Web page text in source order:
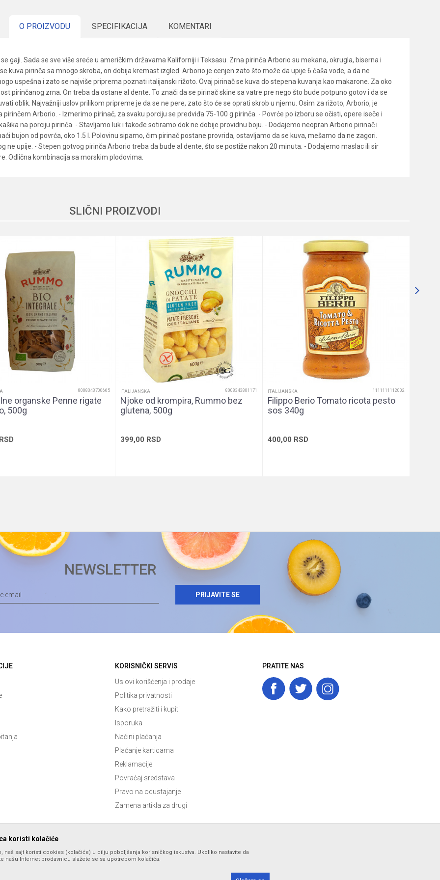
O PROIZVODU SPECIFIKACIJA KOMENTARI
gaji. Sada se sve više sreće u američkim državama Kaliforniji i Teksasu. Zrna pirinča Arborio su mekana, okrugla, biserna i
kuva pirinča sa mnogo skroba, on dobija kremast izgled. Arborio je cenjen zato što može da upije 6 čaša vode, a da ne
uspešna i zato se najviše priprema poznati italijanski rižoto. Ovaj pirinač se kuva do stepena kuvanja kao makarone. Za oko
pirinčanog zrna. On treba da ostane al dente. To znači da se pirinač skine sa vatre pre nego što bude potpuno gotov i da se
oblik. Najvažniji uslov prilikom pripreme je da se ne pere, zato što će se oprati skrob u njemu. Osim za rižoto, Arborio, je
Arborio. - Izmerimo pirinač, za svaku porciju se predviđa 75-100 g pirinča. - Povrće po izboru se očisti, opere iseče i
na porciju pirinča. - Stavljamo luk i takođe sotiramo dok ne dobije providnu boju. - Dodajemo neopran Arborio pirinač i
bujon od povrća, oko 1.5 l. Polovinu sipamo, čim pirinač postane provrida, ostavljamo da se kuva, mešamo da ne zagori.
ne upije. - Stepen gotvog pirinča Arborio treba da bude al dente, što se postiže nakon 20 minuta. - Dodajemo maslac ili sir
Odlična kombinacija sa morskim plodovima.
Vitalnost
(manje od 0,5g na 100g), bez šećera (manje od 0,5g na 100g)
SLIČNI PROIZVODI
8008343700665
organske Penne rigate
500g
RSD
ITALIJANSKA 8008343801171
Njoke od krompira, Rummo bez
glutena, 500g
399,00 RSD
ITALIJANSKA 1111111112002
Filippo Berio Tomato ricota pesto
sos 340g
400,00 RSD
NEWSLETTER
PRIJAVITE SE
KORISNIČKI SERVIS
Uslovi korišćenja i prodaje
Politika privatnosti
Kako pretražiti i kupiti
Isporuka
Načini plaćanja
Plaćanje karticama
Reklamacije
Povraćaj sredstava
Pravo na odustajanje
Zamena artikla za drugi
PRATITE NAS
koristi kolačiće
naš sajt koristi cookies (kolačiće) u cilju poboljšanja korisničkog iskustva. Ukoliko nastavite da
našu Internet prodavnicu slažete se sa upotrebom kolačića.